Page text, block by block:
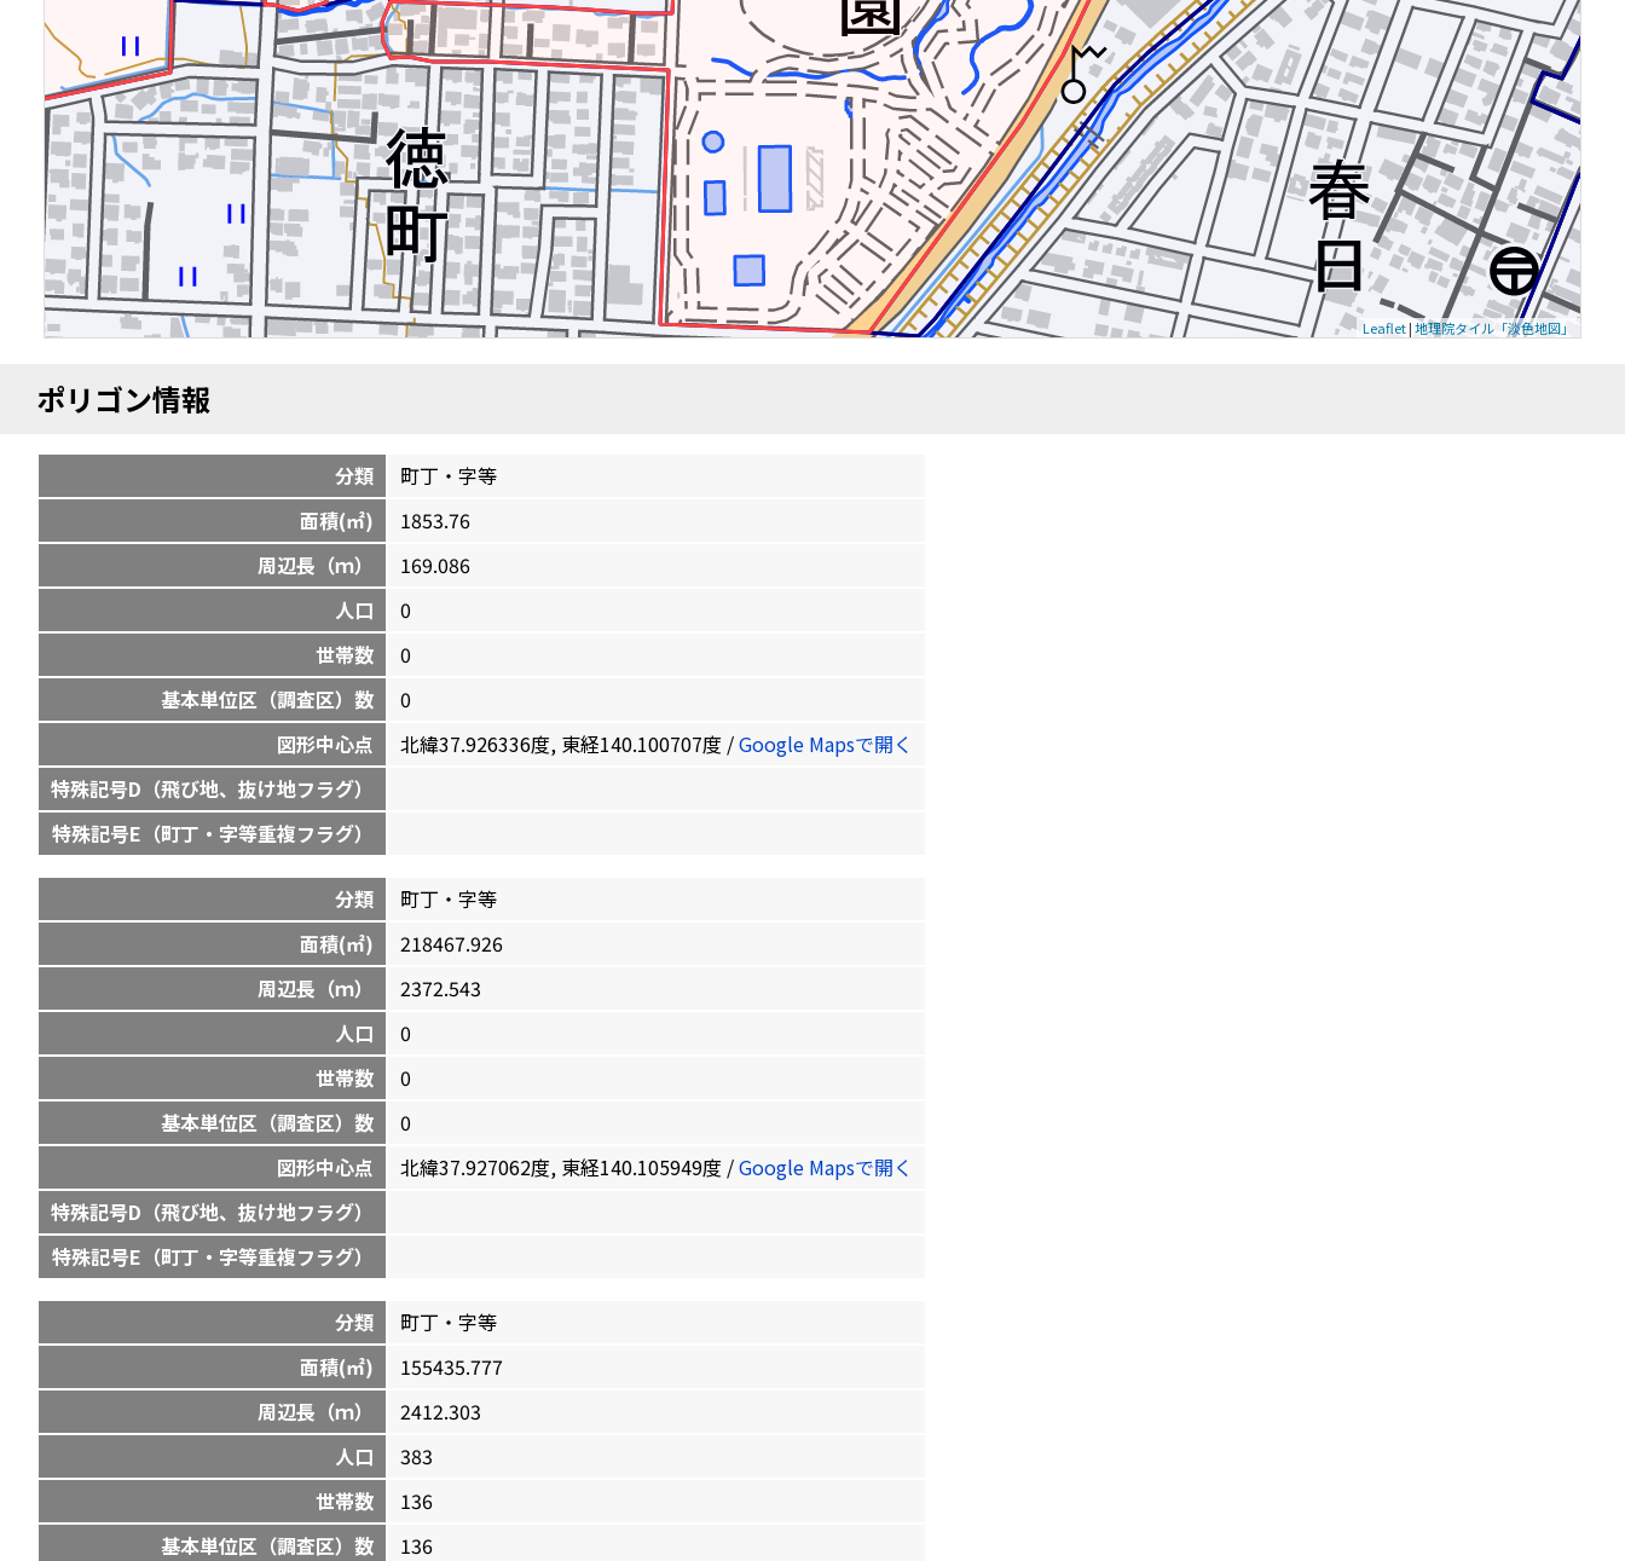
Leaflet|地理院タイル「淡色地図」
ポリゴン情報
分類
町丁・字等
面積(㎡)
1853.76
周辺長（ｍ）
169.086
人口
0
世帯数
0
基本単位区（調査区）数
0
図形中心点
北緯37.926336度, 東経140.100707度 /Google Mapsで開く
特殊記号D（飛び地、抜け地フラグ）
特殊記号E（町丁・字等重複フラグ）
分類
町丁・字等
面積(㎡)
218467.926
周辺長（ｍ）
2372.543
人口
0
世帯数
0
基本単位区（調査区）数
0
図形中心点
北緯37.927062度, 東経140.105949度 /Google Mapsで開く
特殊記号D（飛び地、抜け地フラグ）
特殊記号E（町丁・字等重複フラグ）
分類
町丁・字等
面積(㎡)
155435.777
周辺長（ｍ）
2412.303
人口
383
世帯数
136
基本単位区（調査区）数
136